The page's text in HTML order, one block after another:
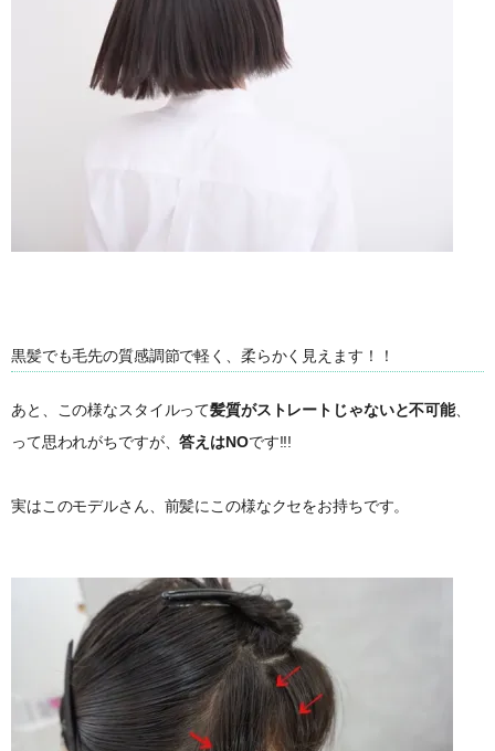
黒髪でも毛先の質感調節で軽く、柔らかく見えます！！
あと、この様なスタイルって髪質がストレートじゃないと不可能、
って思われがちですが、答えはNOです!!!
実はこのモデルさん、前髪にこの様なクセをお持ちです。